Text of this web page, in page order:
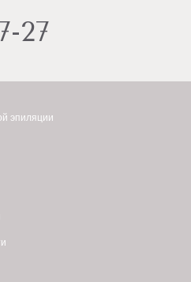
27
эпиляции